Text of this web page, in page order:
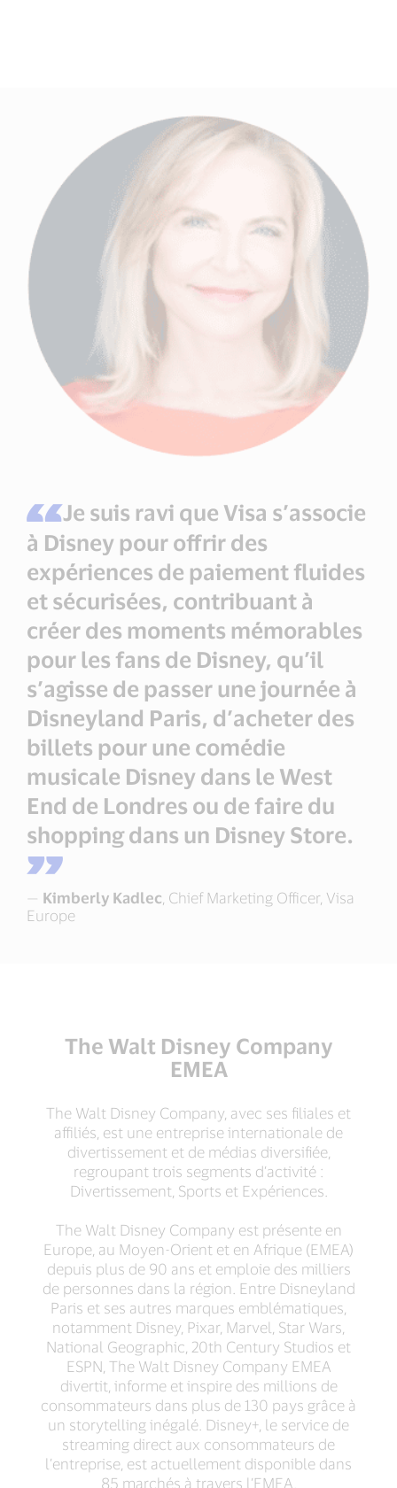
Je suis ravi que Visa s’associe
à Disney pour offrir des
expériences de paiement fluides
et sécurisées, contribuant à
créer des moments mémorables
pour les fans de Disney, qu’il
s’agisse de passer une journée à
Disneyland Paris, d’acheter des
billets pour une comédie
musicale Disney dans le West
End de Londres ou de faire du
shopping dans un Disney Store.
Kimberly Kadlec , Chief Marketing Officer, Visa
Europe
The Walt Disney Company
EMEA
The Walt Disney Company, avec ses filiales et
affiliés, est une entreprise internationale de
divertissement et de médias diversifiée,
regroupant trois segments d’activité :
Divertissement, Sports et Expériences.
The Walt Disney Company est présente en
Europe, au Moyen-Orient et en Afrique (EMEA)
depuis plus de 90 ans et emploie des milliers
de personnes dans la région. Entre Disneyland
Paris et ses autres marques emblématiques,
notamment Disney, Pixar, Marvel, Star Wars,
National Geographic, 20th Century Studios et
ESPN, The Walt Disney Company EMEA
divertit, informe et inspire des millions de
consommateurs dans plus de 130 pays grâce à
un storytelling inégalé. Disney+, le service de
streaming direct aux consommateurs de
l’entreprise, est actuellement disponible dans
85 marchés à travers l’EMEA.